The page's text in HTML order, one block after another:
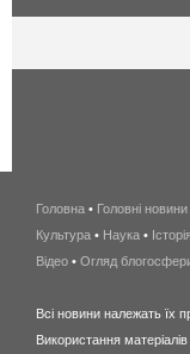
Головна • Головні новини
Культура • Наука • Історія
Відео • Огляд
Всі новини належать їх
Використання